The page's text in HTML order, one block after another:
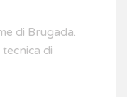
di Brugada.
di